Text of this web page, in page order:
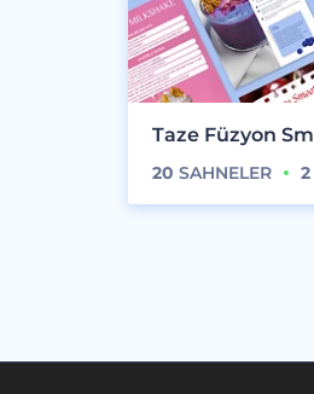
Taze Füzyon
20 SAHNELER 2